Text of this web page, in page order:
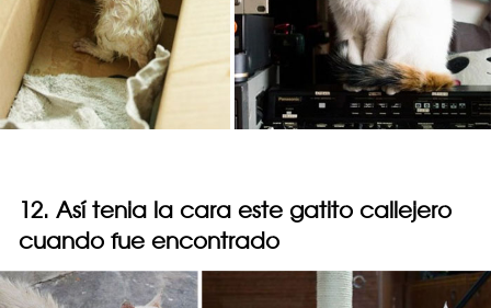
12. Así tenia la cara este gatito callejero
cuando fue encontrado